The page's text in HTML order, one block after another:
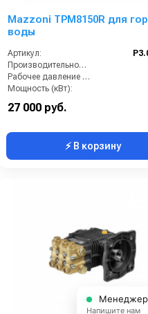
Mazzoni TPM8150R для
воды
Артикул:
Производительность (л/ч):
Рабочее давление (бар):
Мощность (кВт):
27 000 руб.
⚡ В корзину
Менеджер
Напишите нам